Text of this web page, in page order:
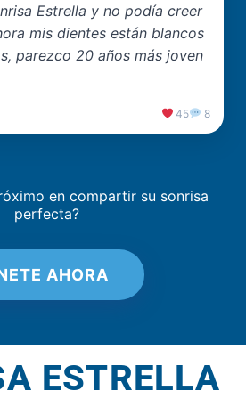
Estrella y no podía creer
mis dientes están blancos
parezco 20 años más joven
45 8
en compartir su sonrisa
perfecta?
AHORA
ESTRELLA